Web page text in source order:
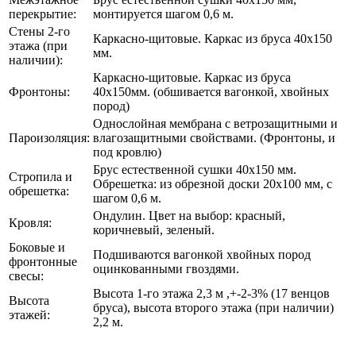
перекрытие:
монтируется шагом 0,6 м.
Стены 2-го
этажа (при
наличии):
Каркасно-щитовые. Каркас из бруса 40х150
мм.
Фронтоны:
Каркасно-щитовые. Каркас из бруса
40х150мм. (обшивается вагонкой, хвойных
пород)
Пароизоляция:
Однослойная мембрана с ветрозащитными и
влагозащитными свойствами. (Фронтоны, и
под кровлю)
Стропила и
обрешетка:
Брус естественной сушки 40х150 мм.
Обрешетка: из обрезной доски 20х100 мм, с
шагом 0,6 м.
Кровля:
Ондулин. Цвет на выбор: красный,
коричневый, зеленый.
Боковые и
фронтонные
свесы:
Подшиваются вагонкой хвойных пород
оцинкованными гвоздями.
Высота
этажей:
Высота 1-го этажа 2,3 м ,+-2-3% (17 венцов
бруса), высота второго этажа (при наличии)
2,2 м.